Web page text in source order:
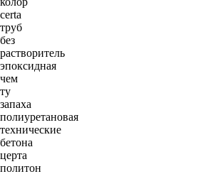
certa
труб
без
растворитель
эпоксидная
чем
ту
запаха
полиуретановая
технические
бетона
церта
политон